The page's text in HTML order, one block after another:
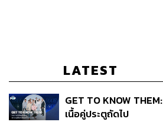
LATEST
GET TO KNOW THEM:
เนื้อคู่ประตูถัดไป